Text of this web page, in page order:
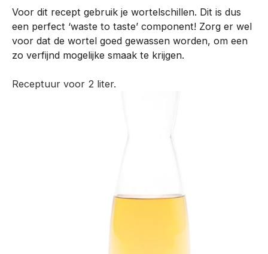
e
n
u
Voor dit recept gebruik je wortelschillen. Dit is dus
een perfect ‘waste to taste’ component! Zorg er wel
voor dat de wortel goed gewassen worden, om een
zo verfijnd mogelijke smaak te krijgen.
Receptuur voor 2 liter.